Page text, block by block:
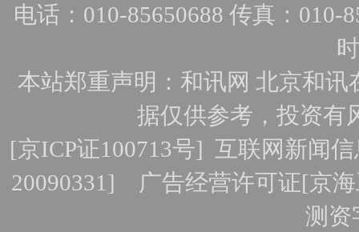
电话：010-85650688 传真：010-
本站郑重声明：和讯网 北京和
据仅供参考，投资有
[京ICP证100713号]互联网新闻
20090331] 广告经营许可证[京
测资